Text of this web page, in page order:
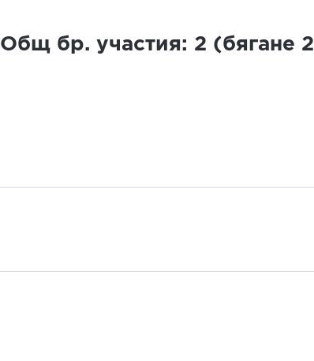
Общ бр. участия: 2 (бягане 2